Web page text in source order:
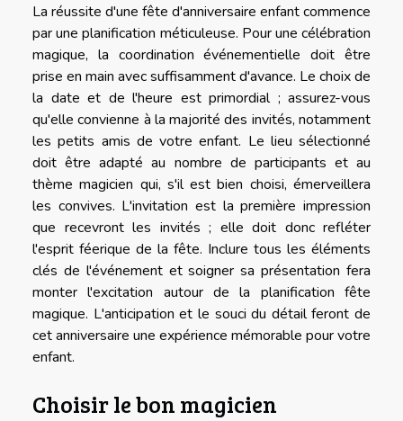
La réussite d'une fête d'anniversaire enfant commence
par une planification méticuleuse. Pour une célébration
magique, la coordination événementielle doit être
prise en main avec suffisamment d'avance. Le choix de
la date et de l'heure est primordial ; assurez-vous
qu'elle convienne à la majorité des invités, notamment
les petits amis de votre enfant. Le lieu sélectionné
doit être adapté au nombre de participants et au
thème magicien qui, s'il est bien choisi, émerveillera
les convives. L'invitation est la première impression
que recevront les invités ; elle doit donc refléter
l'esprit féerique de la fête. Inclure tous les éléments
clés de l'événement et soigner sa présentation fera
monter l'excitation autour de la planification fête
magique. L'anticipation et le souci du détail feront de
cet anniversaire une expérience mémorable pour votre
enfant.
Choisir le bon magicien